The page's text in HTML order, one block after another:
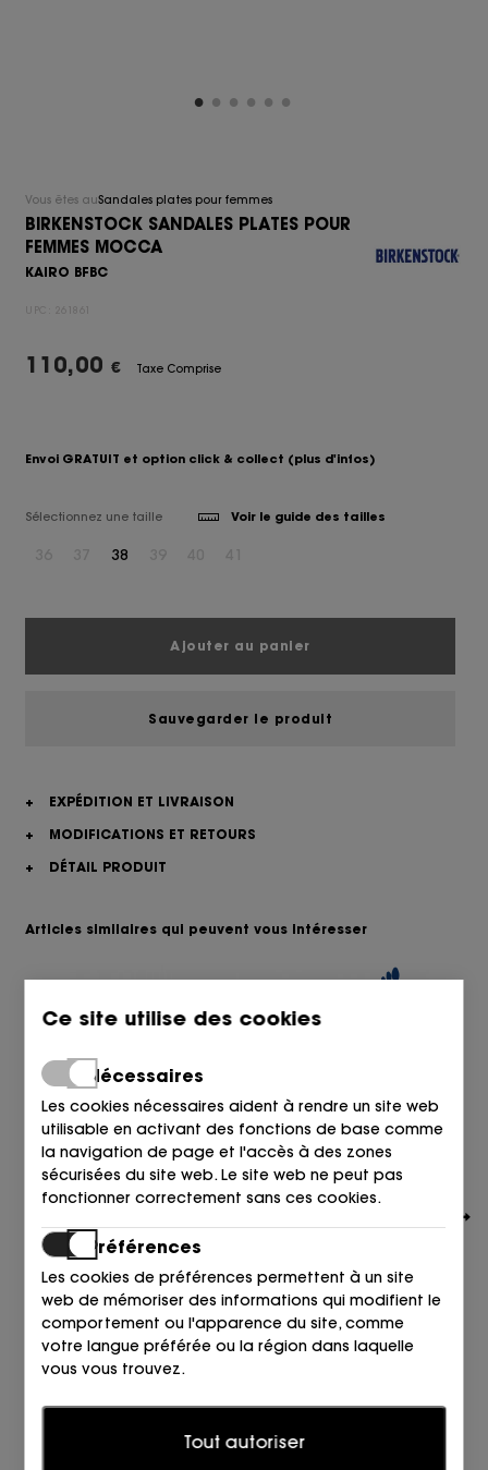
Vous êtes auSandales plates pour femmes
BIRKENSTOCK SANDALES PLATES POUR
FEMMES MOCCA
KAIRO BFBC
UPC: 261861
110,00 € Taxe Comprise
Envoi GRATUIT et option click & collect (plus d'infos)
Sélectionnez une taille Voir le guide des tailles
38
Ajouter au panier
Sauvegarder le produit
+
EXPÉDITION ET LIVRAISON
+
MODIFICATIONS ET RETOURS
+
DÉTAIL PRODUIT
Articles similaires qui peuvent vous intéresser
BIRKENSTOCK
SANDALIA 2 HEBILLAS ANTE PITON TAUPE SNAKE OYSTER
Ce site utilise des cookies
Nécessaires
Les cookies nécessaires aident à rendre un site web
utilisable en activant des fonctions de base comme
la navigation de page et l'accès à des zones
sécurisées du site web. Le site web ne peut pas
fonctionner correctement sans ces cookies.
Préférences
Les cookies de préférences permettent à un site
web de mémoriser des informations qui modifient le
comportement ou l'apparence du site, comme
votre langue préférée ou la région dans laquelle
vous vous trouvez.
Les cookies statistiques aident les propriétaires de
Tout autoriser